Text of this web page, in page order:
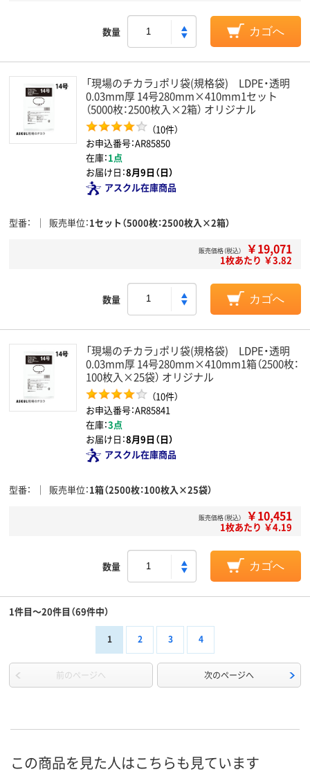
数量 カゴへ
「現場のチカラ」ポリ袋(規格袋) LDPE・透明
0.03mm厚 14号280mm×410mm1セット
（5000枚：2500枚入×2箱） オリジナル
（10件）
お申込番号：AR85850
在庫：1点
お届け日：8月9日（日）
アスクル在庫商品
型番 販売単位 1セット（5000枚：2500枚入×2箱）
販売価格（税込） ￥19,071
1枚あたり ￥3.82
数量 カゴへ
「現場のチカラ」ポリ袋(規格袋) LDPE・透明
0.03mm厚 14号280mm×410mm1箱（2500枚：
100枚入×25袋） オリジナル
（10件）
お申込番号：AR85841
在庫：3点
お届け日：8月9日（日）
アスクル在庫商品
型番 販売単位 1箱（2500枚：100枚入×25袋）
販売価格（税込） ￥10,451
1枚あたり ￥4.19
数量 カゴへ
1件目～20件目（69件中）
1 2 3 4
前のページへ 次のページへ
この商品を見た人はこちらも見ています